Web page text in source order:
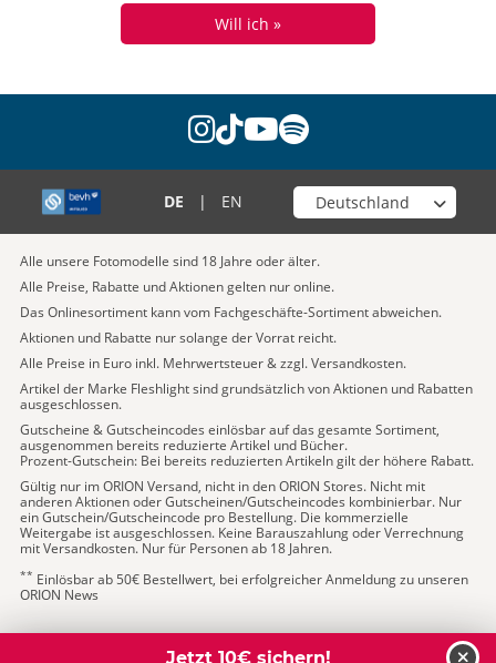
Will ich »
instagram
tiktok
youtube
spotify
DE | EN Wähle deinen Shop
Alle unsere Fotomodelle sind 18 Jahre oder älter.
Alle Preise, Rabatte und Aktionen gelten nur online.
Das Onlinesortiment kann vom Fachgeschäfte-Sortiment abweichen.
Aktionen und Rabatte nur solange der Vorrat reicht.
Alle Preise in Euro inkl. Mehrwertsteuer & zzgl. Versandkosten.
Artikel der Marke Fleshlight sind grundsätzlich von Aktionen und Rabatten
ausgeschlossen.
Gutscheine & Gutscheincodes einlösbar auf das gesamte Sortiment,
ausgenommen bereits reduzierte Artikel und Bücher.
Prozent-Gutschein: Bei bereits reduzierten Artikeln gilt der höhere Rabatt.
Gültig nur im ORION Versand, nicht in den ORION Stores. Nicht mit
anderen Aktionen oder Gutscheinen/Gutscheincodes kombinierbar. Nur
ein Gutschein/Gutscheincode pro Bestellung. Die kommerzielle
Weitergabe ist ausgeschlossen. Keine Barauszahlung oder Verrechnung
mit Versandkosten. Nur für Personen ab 18 Jahren.
** Einlösbar ab 50€ Bestellwert, bei erfolgreicher Anmeldung zu unseren
ORION News
Jetzt 10€ sichern!